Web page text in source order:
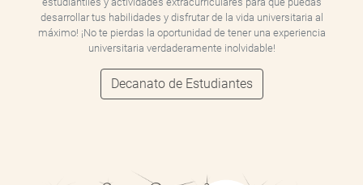
desarrollar tus habilidades y disfrutar de la vida universitaria al
máximo! ¡No te pierdas la oportunidad de tener una experiencia
universitaria verdaderamente inolvidable!
Decanato de Estudiantes